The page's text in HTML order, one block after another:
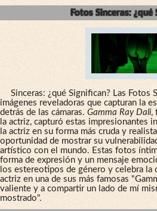
Fotos Sinceras: ¿qué
Sinceras: ¿qué Significan? Las Fotos
imágenes reveladoras que capturan la
detrás de las cámaras. Gamma Ray Dali,
la actriz, capturó estas impresionantes
la actriz en su forma más cruda y
oportunidad de mostrar su
artístico con el mundo. Estas fotos
forma de expresión y un mensaje
los estereotipos de género y celebra la
actriz en una de sus más famosas
valiente y a compartir un lado de mí
mostrado".